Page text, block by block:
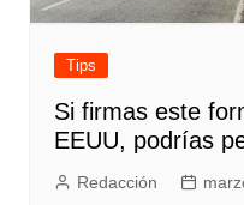
Tips
Si firmas este
EEUU, podrías
Redacción